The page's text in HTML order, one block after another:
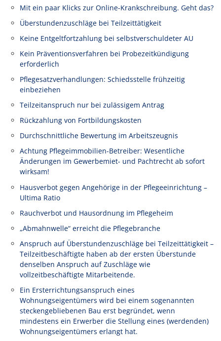
Mit ein paar Klicks zur Online-Krankschreibung. Geht das?
Überstundenzuschläge bei Teilzeittätigkeit
Keine Entgeltfortzahlung bei selbstverschuldeter AU
Kein Präventionsverfahren bei Probezeitkündigung
erforderlich
Pflegesatzverhandlungen: Schiedsstelle frühzeitig
einbeziehen
Teilzeitanspruch nur bei zulässigem Antrag
Rückzahlung von Fortbildungskosten
Durchschnittliche Bewertung im Arbeitszeugnis
Achtung Pflegeimmobilien-Betreiber: Wesentliche
Änderungen im Gewerbemiet- und Pachtrecht ab sofort
wirksam!
Hausverbot gegen Angehörige in der Pflegeeinrichtung –
Ultima Ratio
Rauchverbot und Hausordnung im Pflegeheim
„Abmahnwelle“ erreicht die Pflegebranche
Anspruch auf Überstundenzuschläge bei Teilzeittätigkeit –
Teilzeitbeschäftigte haben ab der ersten Überstunde
denselben Anspruch auf Zuschläge wie
vollzeitbeschäftigte Mitarbeitende.
Ein Ersterrichtungsanspruch eines
Wohnungseigentümers wird bei einem sogenannten
steckengebliebenen Bau erst begründet, wenn
mindestens ein Erwerber die Stellung eines (werdenden)
Wohnungseigentümers erlangt hat.